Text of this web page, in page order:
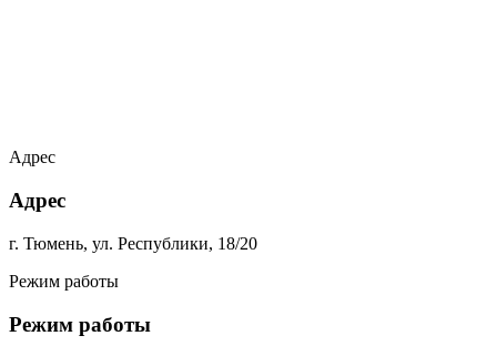
Адрес
Адрес
г. Тюмень, ул. Республики, 18/20
Режим работы
Режим работы